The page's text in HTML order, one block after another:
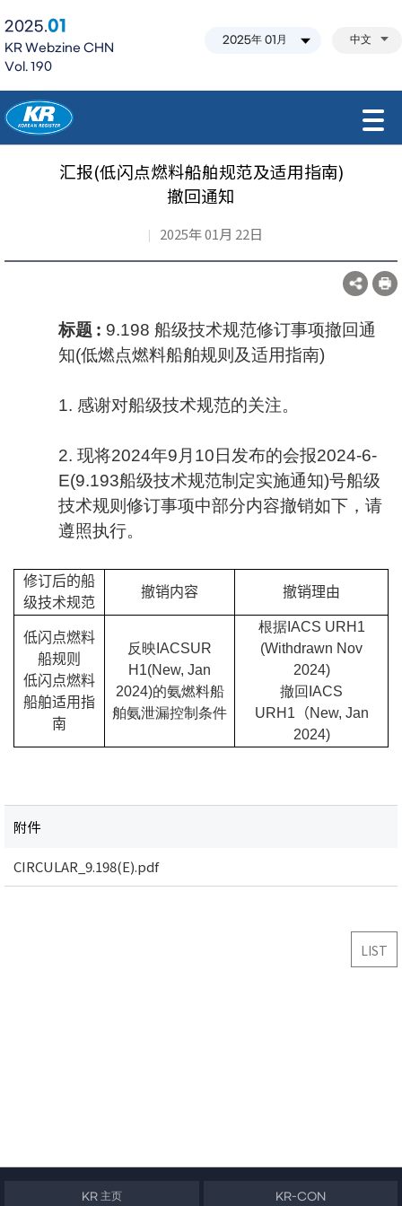
2025.01
KR Webzine CHN
Vol. 190
中文
汇报(低闪点燃料船舶规范及适用指南)
撤回通知
2025年 01月 22日
标题 : 9.198 船级技术规范修订事项撤回通
知(低燃点燃料船舶规则及适用指南)
1. 感谢对船级技术规范的关注。
2. 现将2024年9月10日发布的会报2024-6-
E(9.193船级技术规范制定实施通知)号船级
技术规则修订事项中部分内容撤销如下，请
遵照执行。
修订后的船
级技术规范
撤销内容 撤销理由
低闪点燃料
船规则
低闪点燃料
船舶适用指
南
反映IACSUR
H1(New, Jan
2024)的氨燃料船
舶氨泄漏控制条件
根据IACS URH1
(Withdrawn Nov
2024)
撤回IACS
URH1 （New, Jan
2024)
附件
CIRCULAR_9.198(E).pdf
LIST
KR 主页 KR-CON